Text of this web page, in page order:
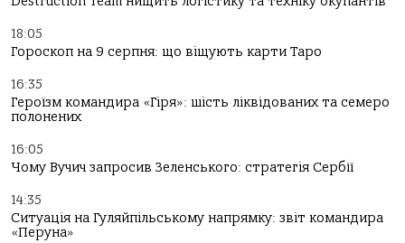
18:05
Гороскоп на 9 серпня: що віщують карти Таро
16:35
Героїзм командира «Гіря»: шість ліквідованих та семеро
полонених
16:05
Чому Вучич запросив Зеленського: стратегія Сербії
14:35
Ситуація на Гуляйпільському напрямку: звіт командира
«Перуна»